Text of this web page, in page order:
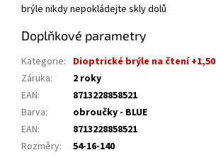
brýle nikdy nepokládejte skly dolů
Doplňkové parametry
Kategorie: Dioptrické brýle na čtení +1,50
Záruka:
2 roky
EAN:
8713228858521
Barva:
obroučky - BLUE
EAN:
8713228858521
Rozměry: 54-16-140